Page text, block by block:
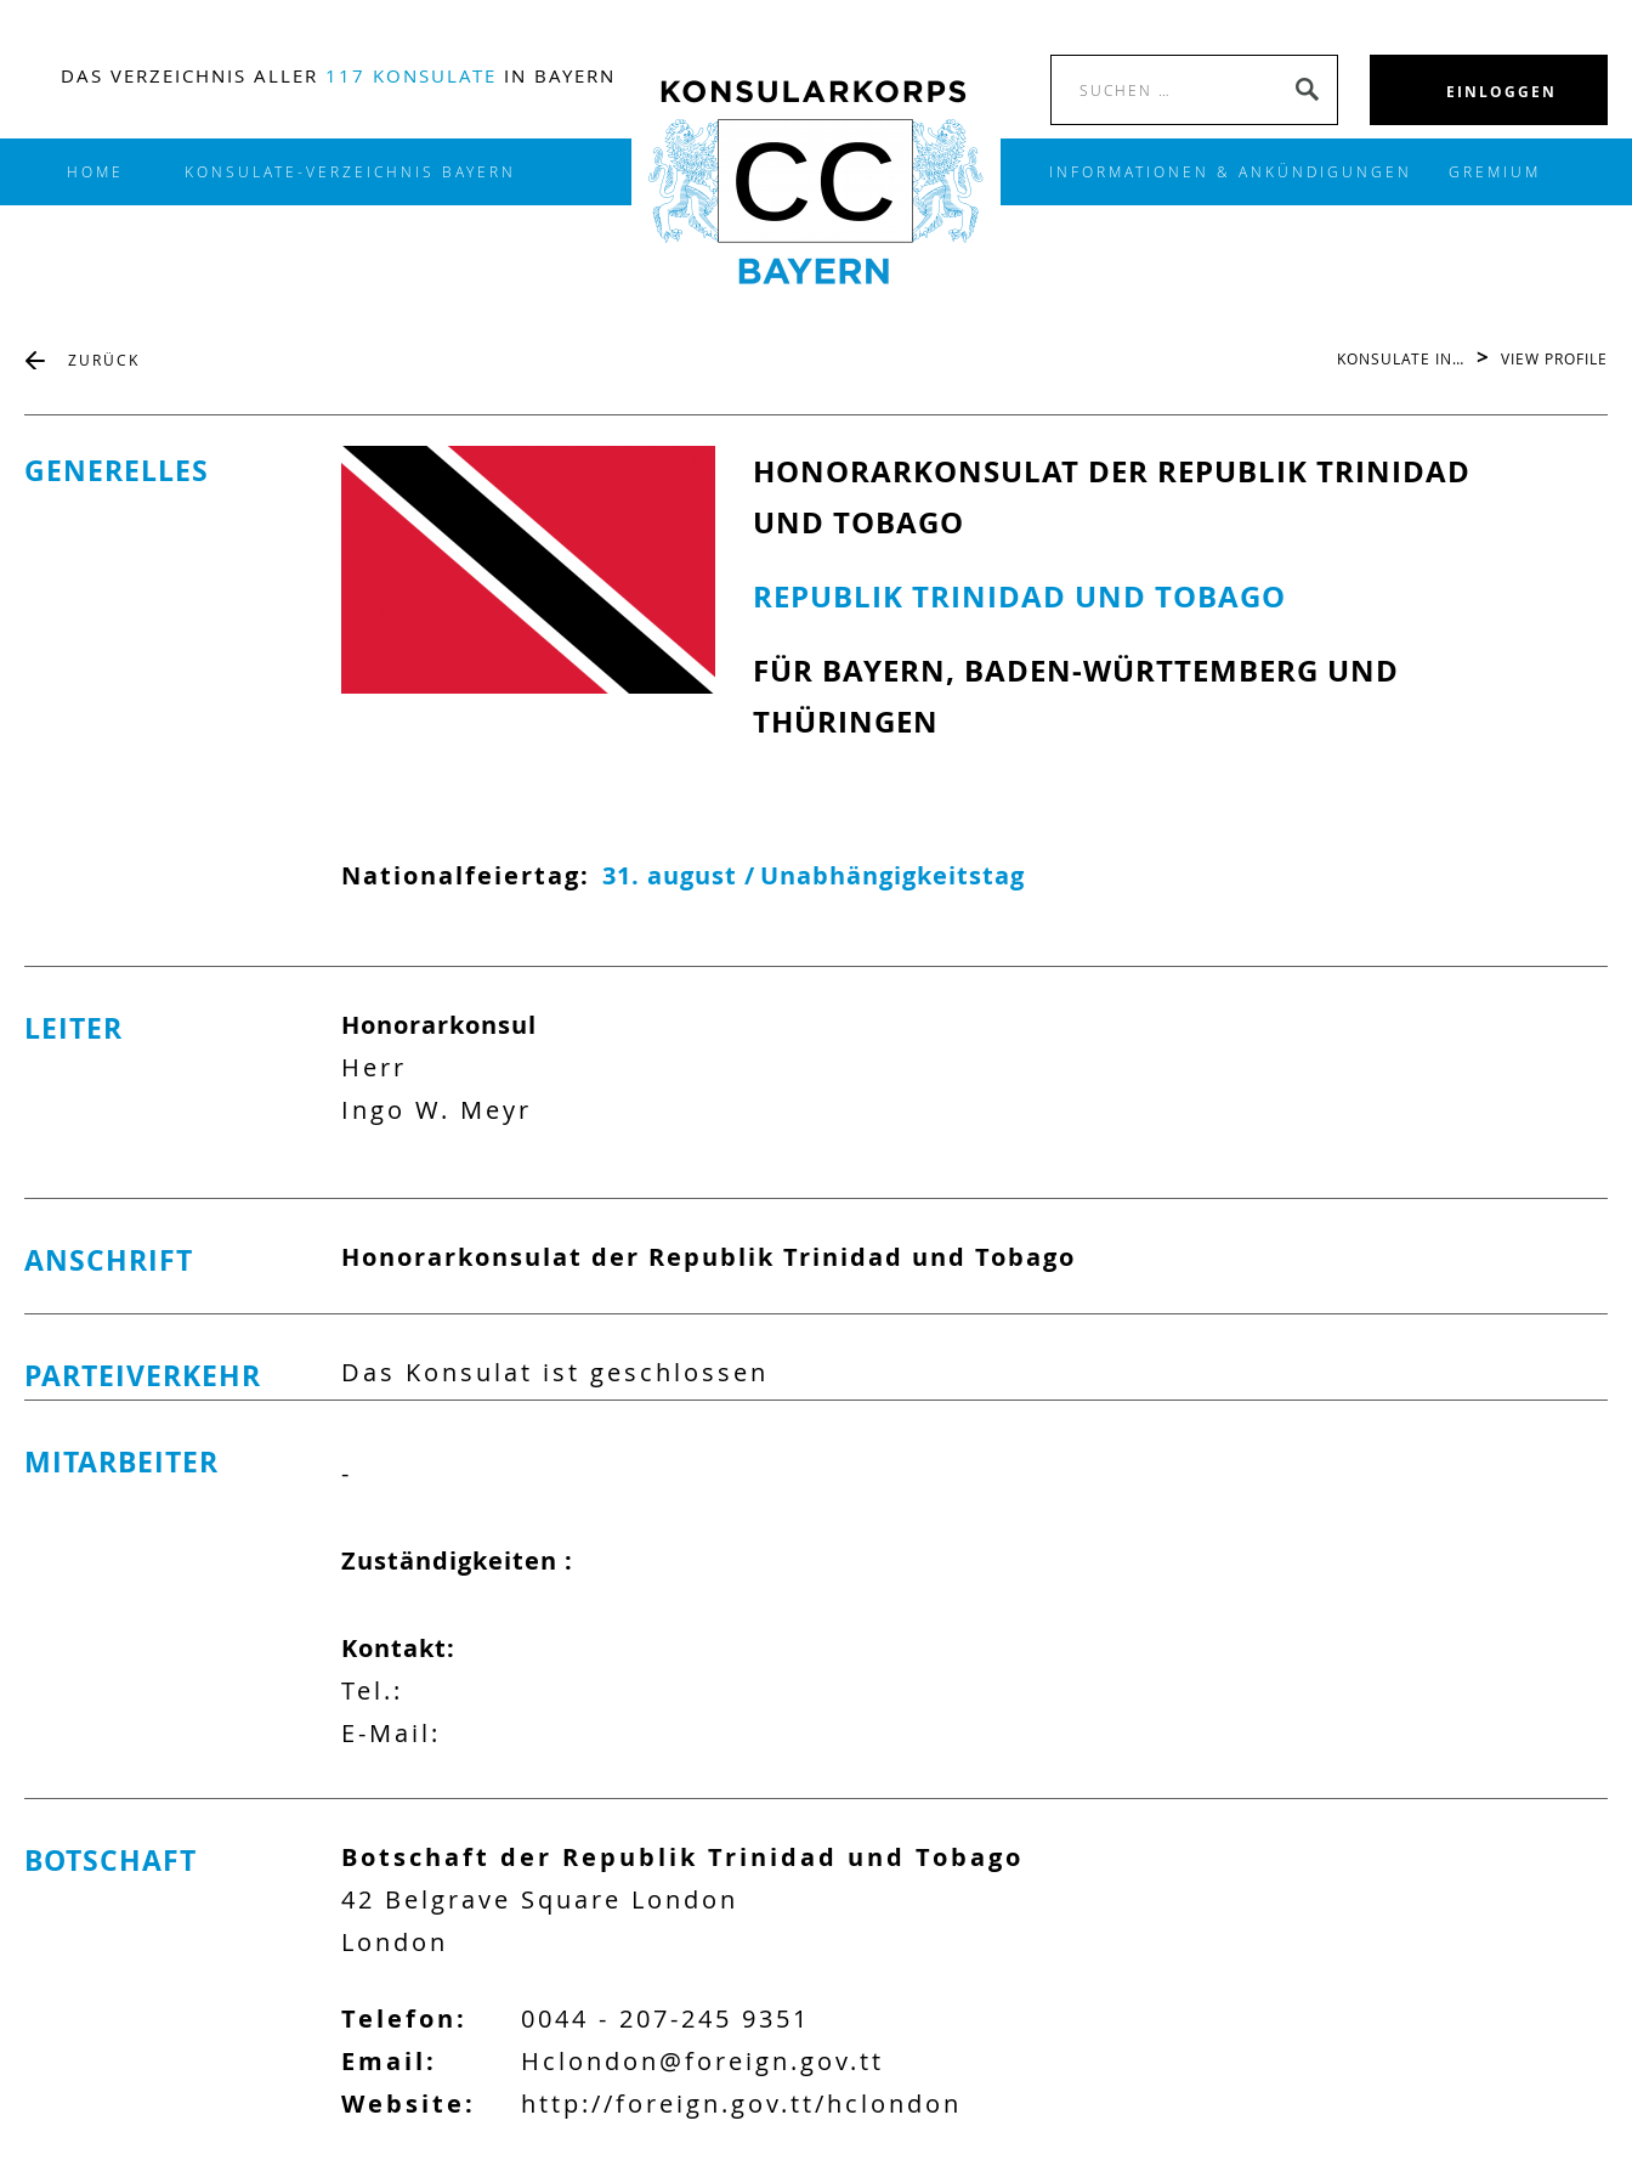
DAS VERZEICHNIS ALLER 117 KONSULATE IN BAYERN
EINLOGGEN
HOME KONSULATE-VERZEICHNIS BAYERN INFORMATIONEN & ANKÜNDIGUNGEN GREMIUM
ZURÜCK KONSULATE IN… > VIEW PROFILE
GENERELLES
HONORARKONSULAT DER REPUBLIK TRINIDAD
UND TOBAGO
REPUBLIK TRINIDAD UND TOBAGO
FÜR BAYERN, BADEN-WÜRTTEMBERG UND
THÜRINGEN
Nationalfeiertag: 31. august / Unabhängigkeitstag
LEITER
Honorarkonsul
Herr
Ingo W. Meyr
ANSCHRIFT Honorarkonsulat der Republik Trinidad und Tobago
PARTEIVERKEHR Das Konsulat ist geschlossen
MITARBEITER -
Zuständigkeiten :
Kontakt:
Tel.:
E-Mail:
BOTSCHAFT
Botschaft der Republik Trinidad und Tobago
42 Belgrave Square London
London
Telefon:
0044 - 207-245 9351
Email:
Hclondon@foreign.gov.tt
Website:
http://foreign.gov.tt/hclondon